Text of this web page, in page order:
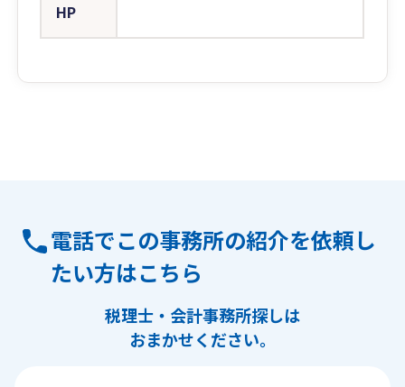
HP
電話でこの事務所の紹介を依頼し
たい方はこちら
税理士・会計事務所探しは
おまかせください。